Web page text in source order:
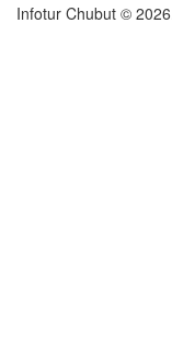
Infotur Chubut ©